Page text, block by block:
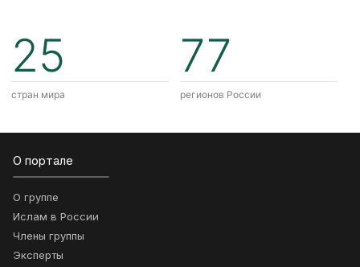
25
стран мира
77
регионов России
О портале
О группе
Ислам в России
Члены группы
Эксперты